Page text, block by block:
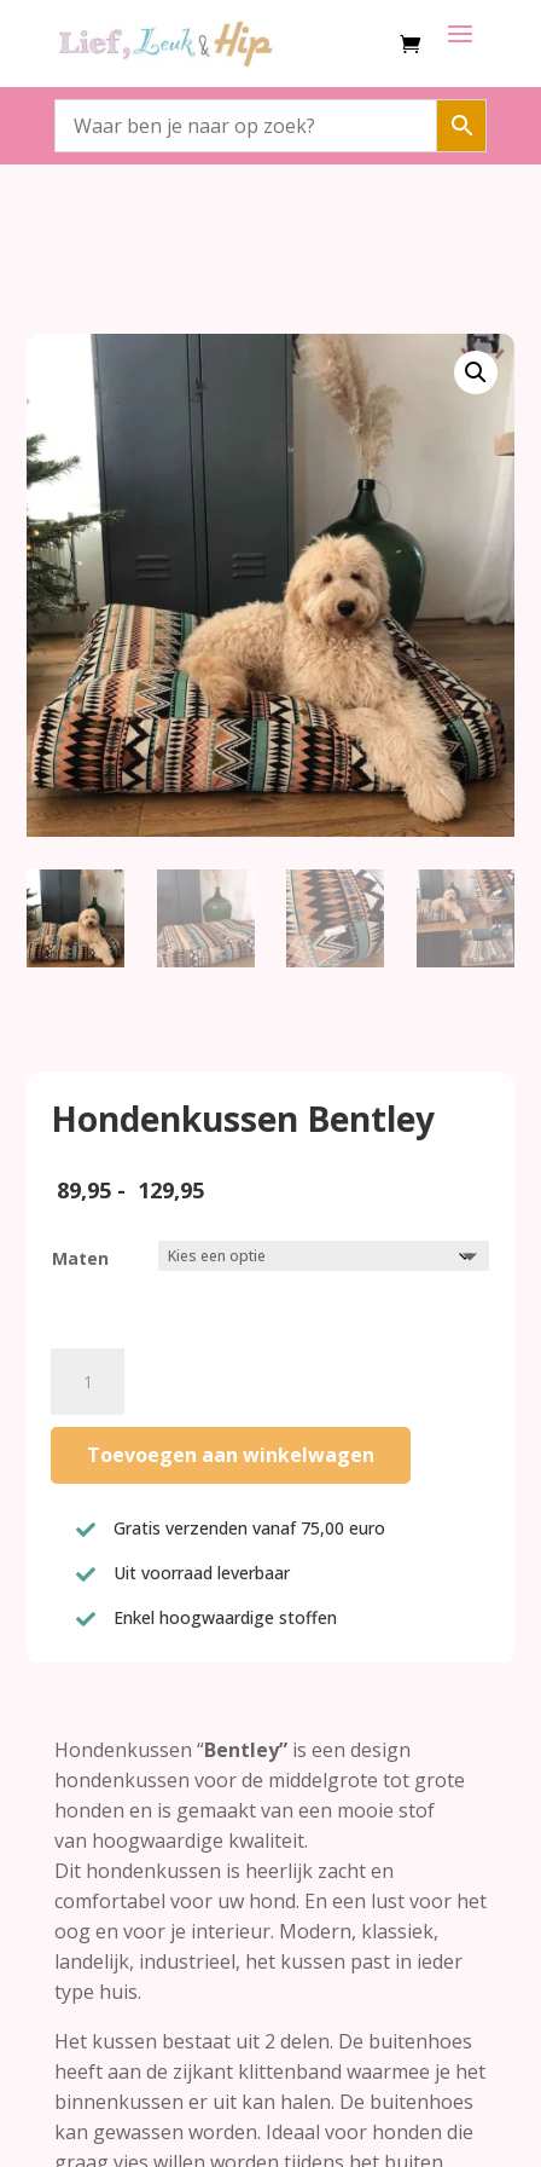
Hondenkussen Bentley
89,95 - 129,95Prijsklasse:
129,95
Maten
Bentley
Toevoegen aan winkelwagen
 Gratis verzenden vanaf 75,00 euro
 Uit voorraad leverbaar
 Enkel hoogwaardige stoffen
Hondenkussen “Bentley” is een design
hondenkussen voor de middelgrote tot grote
honden en is gemaakt van een mooie stof
van hoogwaardige kwaliteit.
Dit hondenkussen is heerlijk zacht en
comfortabel voor uw hond. En een lust voor het
oog en voor je interieur. Modern, klassiek,
landelijk, industrieel, het kussen past in ieder
type huis.
Het kussen bestaat uit 2 delen. De buitenhoes
heeft aan de zijkant klittenband waarmee je het
binnenkussen er uit kan halen. De buitenhoes
kan gewassen worden. Ideaal voor honden die
graag vies willen worden tijdens het buiten